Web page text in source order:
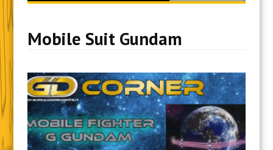
content
Mobile Suit Gundam